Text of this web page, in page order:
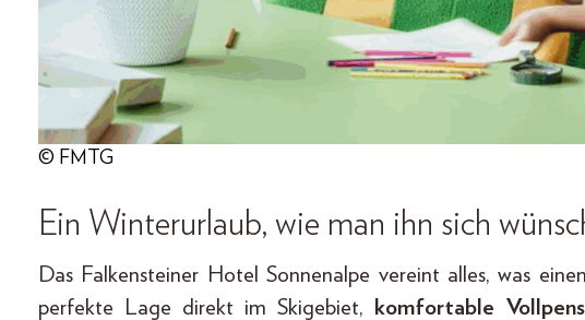
© FMTG
Ein Winterurlaub, wie man ihn sich
Das Falkensteiner Hotel Sonnenalpe vereint alles, was
perfekte Lage direkt im Skigebiet,
komfortable